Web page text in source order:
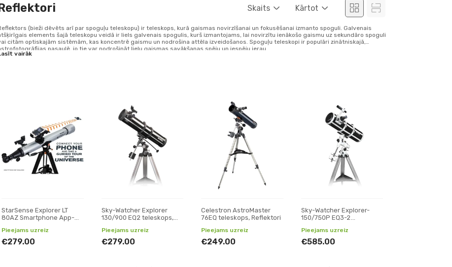
Skaits Kārtot
(bieži dēvēts arī par spoguļu teleskopu) ir teleskops, kurā gaismas novirzīšanai un fokusēšanai izmanto spoguli. Galvenais
elements šajā teleskopu veidā ir liels galvenais spogulis, kurš izmantojams, lai novirzītu ienākošo gaismu uz sekundāro spoguli
citām optiskajām sistēmām, kas koncentrē gaismu un nodrošina attēla izveidošanos. Spoguļu teleskopi ir populāri zinātniskajā,
pasaulē, jo tie var nodrošināt lielu gaismas savākšanas spēju un iespēju ierau...
vairāk
StarSense Explorer LT
80AZ Smartphone App-
Reflektori
Pieejams uzreiz
€279.00
Sky-Watcher Explorer
130/900 EQ2 teleskops,
Pieejams uzreiz
€279.00
Celestron AstroMaster
76EQ teleskops, Reflektori
Pieejams uzreiz
€249.00
Sky-Watcher Explorer-
150/750P EQ3-2
Pieejams uzreiz
€585.00